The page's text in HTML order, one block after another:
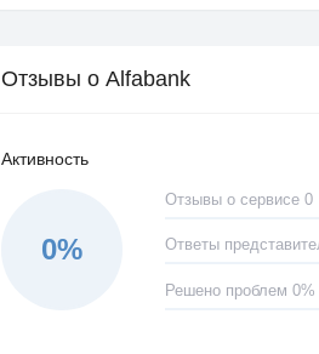
Отзывы о Alfabank
Активность
0%
Отзывы о сервисе 0
Ответы
Решено проблем 0%